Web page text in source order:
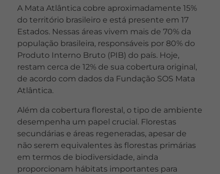
A Mata Atlântica cobre aproximadamente 15%
do território brasileiro e está presente em 17
Estados. Nessas áreas vivem mais de 70% da
população brasileira, responsáveis por 80% do
Produto Interno Bruto (PIB) do país. Hoje,
restam cerca de 12% de sua cobertura original,
de acordo com dados da Fundação SOS Mata
Atlântica.
Além da cobertura florestal, o tipo de ambiente
desempenha um papel crucial. Florestas
secundárias e áreas regeneradas, apesar de
não serem equivalentes às florestas primárias
em termos de biodiversidade, ainda
proporcionam hábitats importantes para